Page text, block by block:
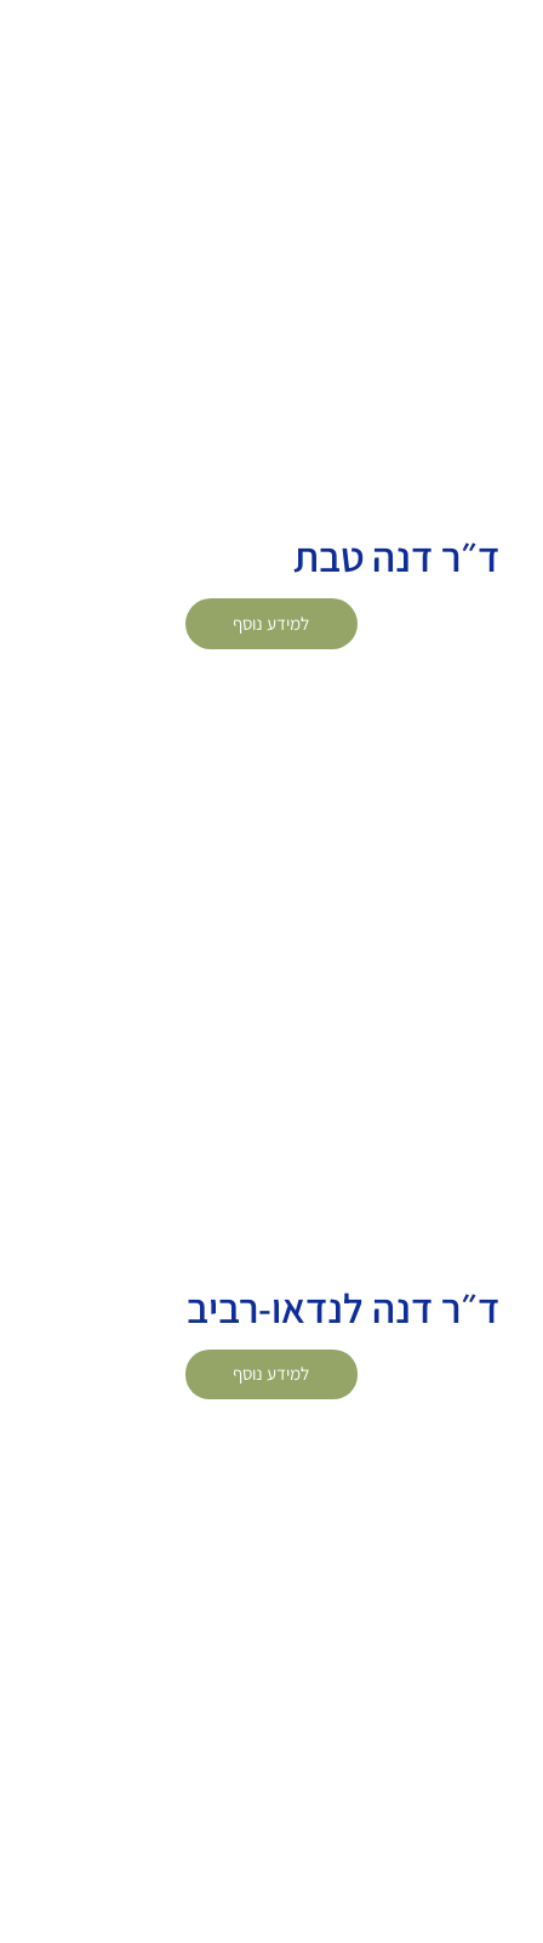
ד״ר דנה טבת
למידע נוסף
ד״ר דנה לנדאו-רביב
למידע נוסף